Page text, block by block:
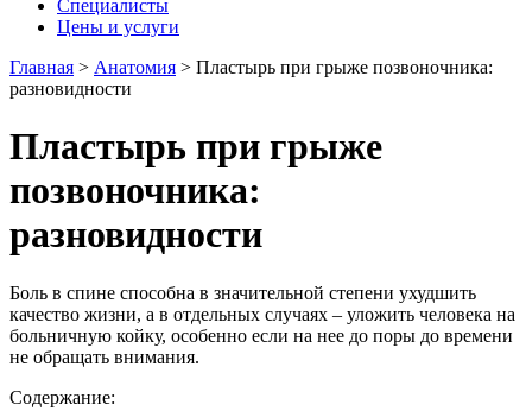
Специалисты
Цены и услуги
Главная > Анатомия > Пластырь при грыже позвоночника:
разновидности
Пластырь при грыже
позвоночника:
разновидности
Боль в спине способна в значительной степени ухудшить
качество жизни, а в отдельных случаях – уложить человека на
больничную койку, особенно если на нее до поры до времени
не обращать внимания.
Содержание: